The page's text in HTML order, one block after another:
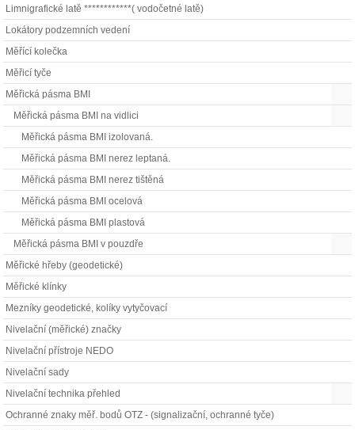
Limnigrafické latě ************( vodočetné latě)
Lokátory podzemních vedení
Měřící kolečka
Měřicí tyče
Měřická pásma BMI
Měřická pásma BMI na vidlici
Měřická pásma BMI izolovaná.
Měřická pásma BMI nerez leptaná.
Měřická pásma BMI nerez tištěná
Měřická pásma BMI ocelová
Měřická pásma BMI plastová
Měřická pásma BMI v pouzdře
Měřické hřeby (geodetické)
Měřické klínky
Mezníky geodetické, kolíky vytyčovací
Nivelační (měřické) značky
Nivelační přístroje NEDO
Nivelační sady
Nivelační technika přehled
Ochranné znaky měř. bodů OTZ - (signalizační, ochranné tyče)